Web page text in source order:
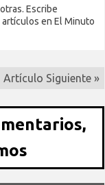
Escribe
artículos en El Minuto
Artículo Siguiente »